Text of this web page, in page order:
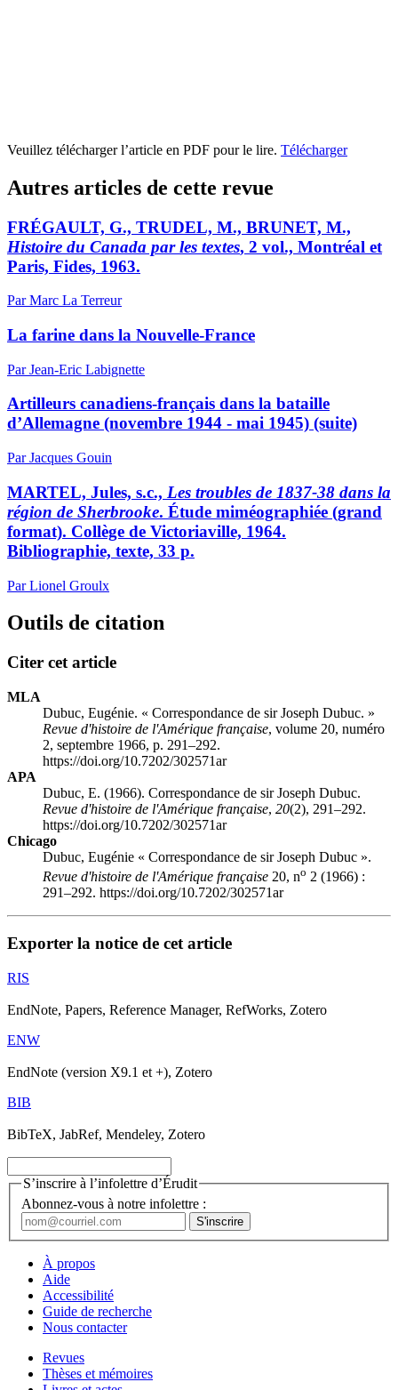
Veuillez télécharger l’article en PDF pour le lire. Télécharger
Autres articles de cette revue
FRÉGAULT, G., TRUDEL, M., BRUNET, M.,
Histoire du Canada par les textes, 2 vol., Montréal et
Paris, Fides, 1963.
Par Marc La Terreur
La farine dans la Nouvelle-France
Par Jean-Eric Labignette
Artilleurs canadiens-français dans la bataille
d’Allemagne (novembre 1944 - mai 1945) (suite)
Par Jacques Gouin
MARTEL, Jules, s.c., Les troubles de 1837-38 dans la
région de Sherbrooke. Étude miméographiée (grand
format). Collège de Victoriaville, 1964.
Bibliographie, texte, 33 p.
Par Lionel Groulx
Outils de citation
Citer cet article
MLA
Dubuc, Eugénie. « Correspondance de sir Joseph Dubuc. »
Revue d'histoire de l'Amérique française, volume 20, numéro
2, septembre 1966, p. 291–292.
https://doi.org/10.7202/302571ar
APA
Dubuc, E. (1966). Correspondance de sir Joseph Dubuc.
Revue d'histoire de l'Amérique française, 20(2), 291–292.
https://doi.org/10.7202/302571ar
Chicago
Dubuc, Eugénie « Correspondance de sir Joseph Dubuc ».
Revue d'histoire de l'Amérique française 20, no 2 (1966) :
291–292. https://doi.org/10.7202/302571ar
Exporter la notice de cet article
RIS
EndNote, Papers, Reference Manager, RefWorks, Zotero
ENW
EndNote (version X9.1 et +), Zotero
BIB
BibTeX, JabRef, Mendeley, Zotero
S’inscrire à l’infolettre d’Érudit
Abonnez-vous à notre infolettre :
À propos
Aide
Accessibilité
Guide de recherche
Nous contacter
Revues
Thèses et mémoires